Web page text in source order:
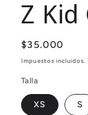
Z Kid
Precio
habitual
$35.000
Impuestos incluidos.
Talla
XS S